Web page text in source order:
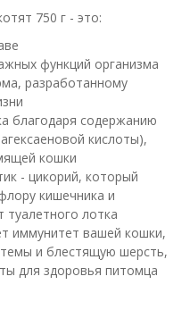
750 г - это:
функций организма
разработанному
благодаря содержанию
кислоты),
кошки
- цикорий, который
кишечника и
туалетного лотка
иммунитет вашей кошки,
и блестящую шерсть,
для здоровья питомца